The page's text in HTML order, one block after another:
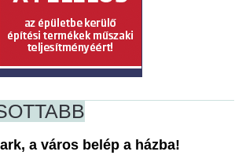
a város belép a házba!